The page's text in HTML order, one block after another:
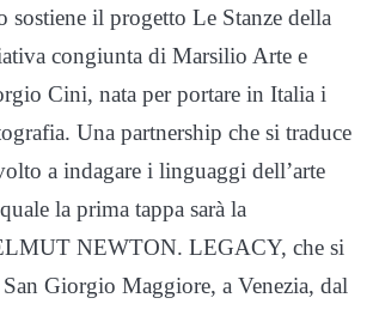
sostiene il progetto Le Stanze della
congiunta di Marsilio Arte e
Cini, nata per portare in Italia i
Una partnership che si traduce
a indagare i linguaggi dell’arte
la prima tappa sarà la
NEWTON. LEGACY, che si
Giorgio Maggiore, a Venezia, dal